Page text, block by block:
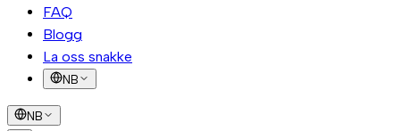
FAQ
Blogg
La oss snakke
NB
NB